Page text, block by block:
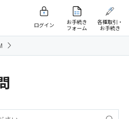
ログイン
お手続き
フォーム
各種取引・
お手続き